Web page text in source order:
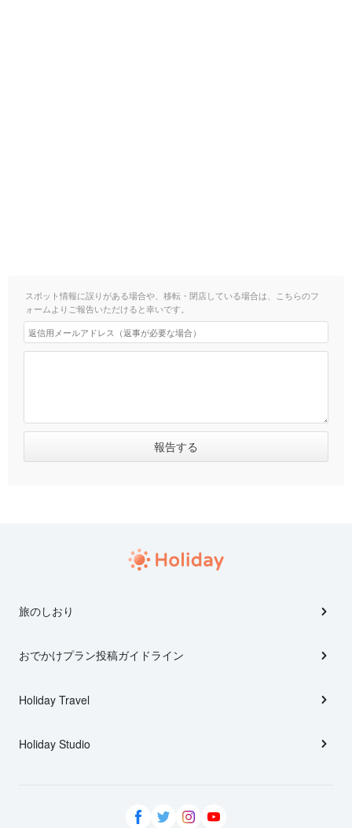
スポット情報に誤りがある場合や、移転・閉店している場合は、こちらのフ
ォームよりご報告いただけると幸いです。
旅のしおり
おでかけプラン投稿ガイドライン
Holiday Travel
Holiday Studio